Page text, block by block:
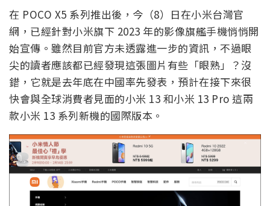
在 POCO X5 系列推出後，今（8）日在小米台灣官
網，已經針對小米旗下 2023 年的影像旗艦手機悄悄開
始宣傳。雖然目前官方未透露進一步的資訊，不過眼
尖的讀者應該都已經發現這張圖片有些「眼熟」？沒
錯，它就是去年底在中國率先發表，預計在接下來很
快會與全球消費者見面的小米 13 和小米 13 Pro 這兩
款小米 13 系列新機的國際版本。